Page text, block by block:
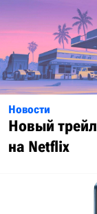
Новости
Новый
на Netflix